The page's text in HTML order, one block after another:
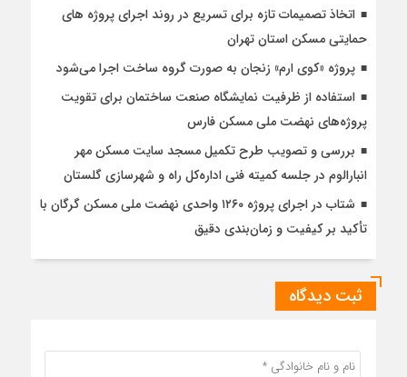
اتخاذ تصمیمات تازه برای تسریع در روند اجرای پروژه های
حمایتی مسکن استان تهران
پروژه «کوی ارم» زنجان به صورت گروه ساخت اجرا می‌شود
استفاده از ظرفیت نمایشگاه صنعت ساختمان برای تقویت
پروژه‌های نهضت ملی مسکن فارس
بررسی و تصویب طرح تکمیل مسجد سایت مسکن مهر
انبارالوم در جلسه کمیته فنی اداره‌کل راه و شهرسازی گلستان
شتاب در اجرای پروژه ۱۲۶۰ واحدی نهضت ملی مسکن گرگان با
تأکید بر کیفیت و زمان‌بندی دقیق
ثبت دیدگاه